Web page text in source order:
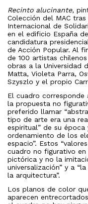
Recinto alucinante,
Colección del MAC
Internacional de
en el edificio España
candidatura
de Acción Popular. Al
de 100 artistas
obras a la Universidad
Matta, Violeta Parra,
Szyszlo y el propio
El cuadro
la propuesta no
preferido llamar
tipo de arte era una
espiritual” de su
ordenamiento de los
espacio”. Estos
cuadro no figurativo
pictórica y no la
universalización” y a
la arquitectura”.
Los planos de color
aparecen